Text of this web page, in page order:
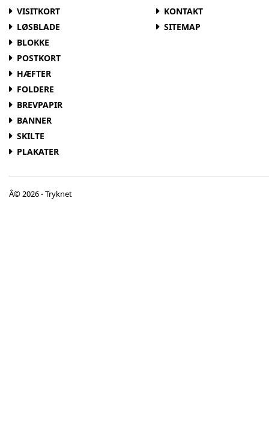
VISITKORT
LØSBLADE
BLOKKE
POSTKORT
HÆFTER
FOLDERE
BREVPAPIR
BANNER
SKILTE
PLAKATER
KONTAKT
SITEMAP
Â© 2026 - Tryknet